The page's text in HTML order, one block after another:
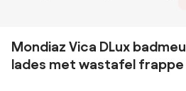
Mondiaz Vica DLux
lades met wastafel frappe